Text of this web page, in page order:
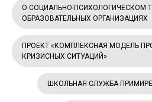
О СОЦИАЛЬНО-ПСИХОЛОГИЧЕСКОМ
ОБРАЗОВАТЕЛЬНЫХ ОРГАНИЗАЦИЯХ
ПРОЕКТ «КОМПЛЕКСНАЯ МОДЕЛЬ
КРИЗИСНЫХ СИТУАЦИЙ»
ШКОЛЬНАЯ СЛУЖБА